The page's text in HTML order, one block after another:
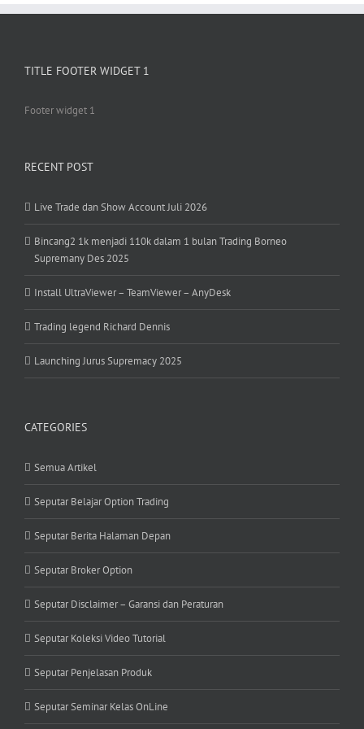
TITLE FOOTER WIDGET 1
Footer widget 1
RECENT POST
Live Trade dan Show Account Juli 2026
Bincang2 1k menjadi 110k dalam 1 bulan Trading Borneo
Supremany Des 2025
Install UltraViewer – TeamViewer – AnyDesk
Trading legend Richard Dennis
Launching Jurus Supremacy 2025
CATEGORIES
Semua Artikel
Seputar Belajar Option Trading
Seputar Berita Halaman Depan
Seputar Broker Option
Seputar Disclaimer – Garansi dan Peraturan
Seputar Koleksi Video Tutorial
Seputar Penjelasan Produk
Seputar Seminar Kelas OnLine